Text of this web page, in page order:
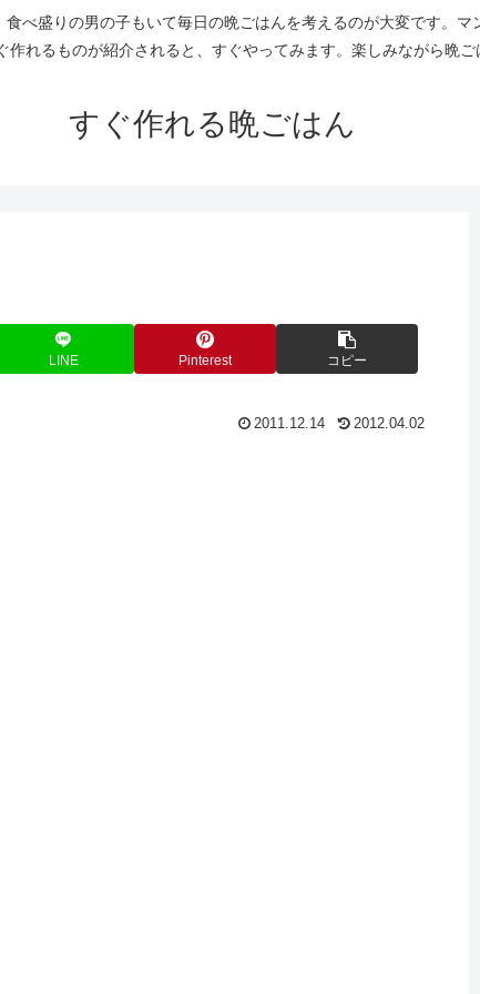
べ盛りの男の子もいて毎日の晩ごはんを考えるのが大変です。
れるものが紹介されると、すぐやってみます。楽しみながら晩ご
すぐ作れる晩ごはん
LINE Pinterest コピー
2011.12.14 2012.04.02